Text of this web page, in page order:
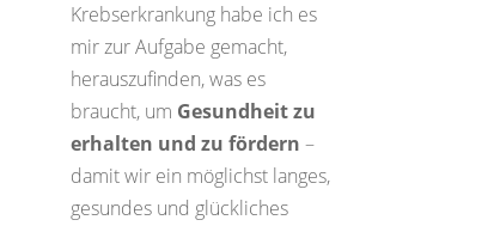
Krebserkrankung habe ich es
mir zur Aufgabe gemacht,
herauszufinden, was es
braucht, um Gesundheit zu
erhalten und zu fördern –
damit wir ein möglichst langes,
gesundes und glückliches